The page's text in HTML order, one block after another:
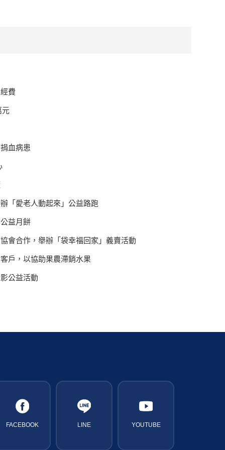
費
元
血病患
「愛老人動起來」公益路跑
益月餅
會合作，舉辦「袋幸福回家」義賣活動
戶，以協助果農滯銷水果
公益活動
FACEBOOK LINE YOUTUBE